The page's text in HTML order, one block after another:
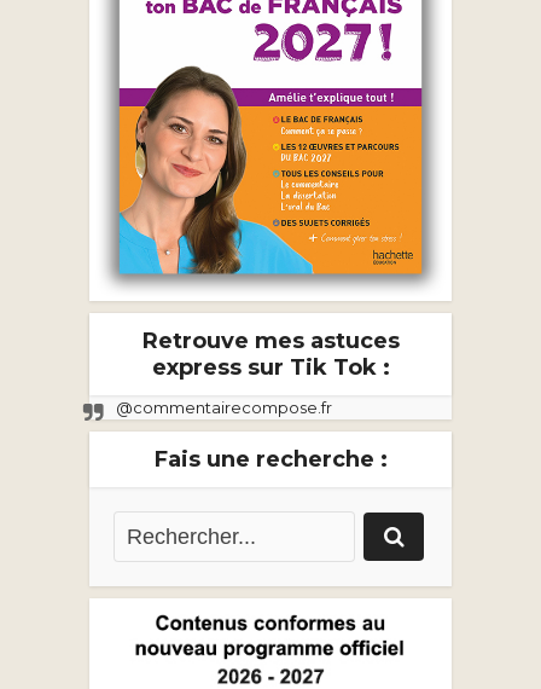
Retrouve mes astuces
express sur Tik Tok :
@commentairecompose.fr
Fais une recherche :